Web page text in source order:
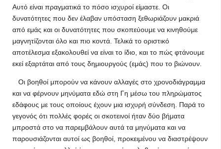
Αυτό είναι πραγματικά το πόσο ισχυροί είμαστε. Οι
δυνατότητες που δεν έλαβαν υπόσταση ξεθωριάζουν μακριά
από εμάς και οι δυνατότητες που σκοπεύουμε να κινηθούμε
μαγνητίζονται όλο και πιο κοντά. Τελικά το οριστικό
αποτέλεσμα εξακολουθεί να είναι το ίδιο, και το πώς φτάνουμε
εκεί εξαρτάται από τους δημιουργούς (εμάς) που το βιώνουν.
Οι βοηθοί μπορούν να κάνουν αλλαγές στο χρονοδιάγραμμα
και να φέρνουν μηνύματα εδώ στη Γη μέσω του πληρώματος
εδάφους με τους οποίους έχουν μια ισχυρή σύνδεση. Παρά το
γεγονός ότι πολλές φορές οι σκοτεινοί ήταν δύο βήματα
μπροστά στο να παρεμβάλουν αυτά τα μηνύματα και να
παρουσιάζονται αυτοί ως βοηθοί, προκειμένου να διαστρέψουν